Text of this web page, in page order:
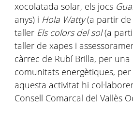
xocolatada solar, els jocs
anys) i Hola Watty(a partir de
taller Els colors del sol(a
taller de xapes i
càrrec de Rubí Brilla, per
comunitats energètiques, per
aquesta activitat hi
Consell Comarcal del Vallès